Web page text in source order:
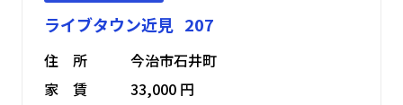
ライブタウン近見 207
住 所
今治市石井町
家 賃
33,000 円